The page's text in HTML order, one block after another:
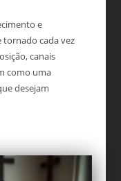
e
cada vez
canais
como uma
desejam